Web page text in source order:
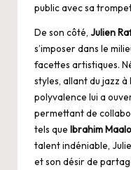
public avec sa
De son côté, Julien
s’imposer dans le
facettes artistiques.
styles, allant du jazz
polyvalence lui a
permettant de
tels que Ibrahim
talent indéniable,
et son désir de